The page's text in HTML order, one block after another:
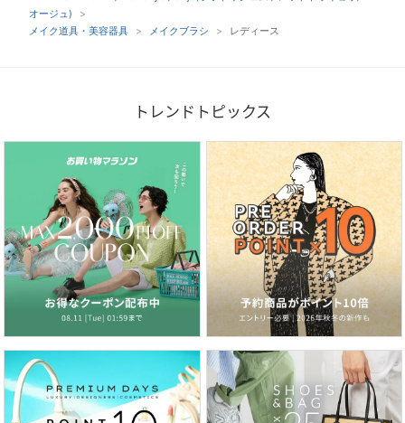
オージュ)
メイク道具・美容器具
メイクブラシ レディース
トレンドトピックス